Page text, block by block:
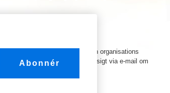
til indramning, der viser din organisations
opdateres regelmæssigt via e-mail om
Abonnér